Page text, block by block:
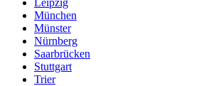
München
Münster
Nürnberg
Saarbrücken
Stuttgart
Trier